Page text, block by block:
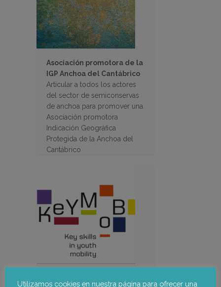
Asociación promotora de la
IGP Anchoa del Cantábrico
Articular a todos los actores
del sector de semiconservas
de anchoa para promover una
Asociación promotora
Indicación Geográfica
Protegida de la Anchoa del
Cantábrico
Utilizamos cookies en nuestra página para ofrecer una